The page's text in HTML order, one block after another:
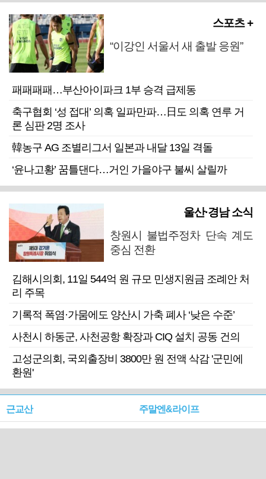
스포츠 +
“이강인 서울서 새 출발 응원”
패패패패…부산아이파크 1부 승격 급제동
축구협회 ‘성 접대’ 의혹 일파만파…日도 의혹 연루 거
론 심판 2명 조사
韓농구 AG 조별리그서 일본과 내달 13일 격돌
‘윤나고황’ 꿈틀댄다…거인 가을야구 불씨 살릴까
울산·경남 소식
창원시 불법주정차 단속 계도
중심 전환
김해시의회, 11일 544억 원 규모 민생지원금 조례안 처
리 주목
기록적 폭염·가뭄에도 양산시 가축 폐사 ‘낮은 수준’
사천시 하동군, 사천공항 확장과 CIQ 설치 공동 건의
고성군의회, 국외출장비 3800만 원 전액 삭감 '군민에
환원'
근교산 주말엔&라이프